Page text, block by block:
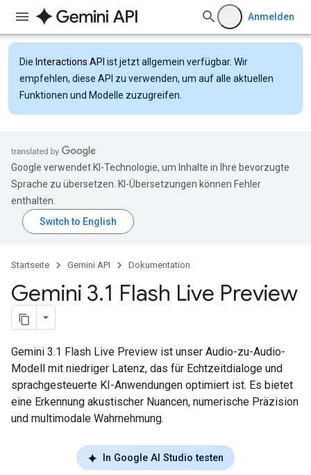
Anmelden
Die Interactions API ist jetzt allgemein verfügbar. Wir
empfehlen, diese API zu verwenden, um auf alle aktuellen
Funktionen und Modelle zuzugreifen.
Google verwendet KI-Technologie, um Inhalte in Ihre bevorzugte
Sprache zu übersetzen. KI-Übersetzungen können Fehler
enthalten.
Startseite Gemini API Dokumentation
Gemini 3.1 Flash Live Preview
Gemini 3.1 Flash Live Preview ist unser Audio-zu-Audio-
Modell mit niedriger Latenz, das für Echtzeitdialoge und
sprachgesteuerte KI-Anwendungen optimiert ist. Es bietet
eine Erkennung akustischer Nuancen, numerische Präzision
und multimodale Wahrnehmung.
In Google AI Studio testen